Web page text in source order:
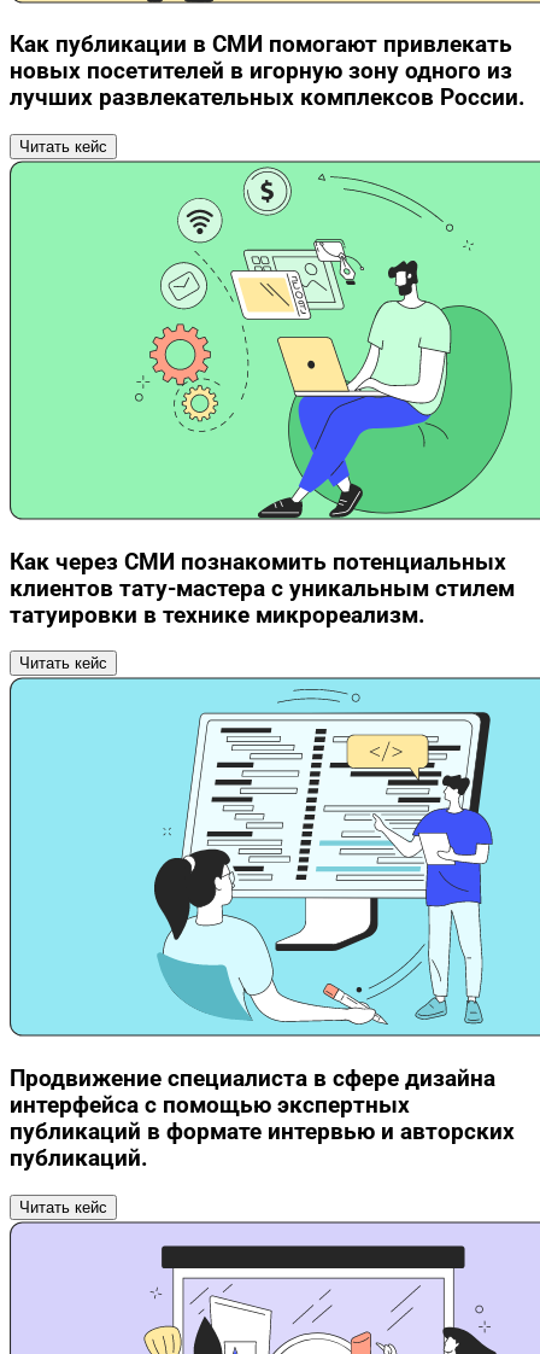
Как публикации в СМИ помогают привлекать
новых посетителей в игорную зону одного из
лучших развлекательных комплексов России.
Читать кейс
Как через СМИ познакомить потенциальных
клиентов тату-мастера с уникальным стилем
татуировки в технике микрореализм.
Читать кейс
Продвижение специалиста в сфере дизайна
интерфейса с помощью экспертных
публикаций в формате интервью и авторских
публикаций.
Читать кейс